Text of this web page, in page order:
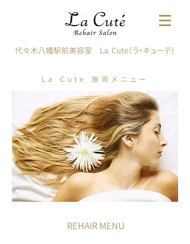
代々木八幡駅前美容室 La Cute（ラ・キューテ）
​La Cute 施術メニュー
REHAIR MENU